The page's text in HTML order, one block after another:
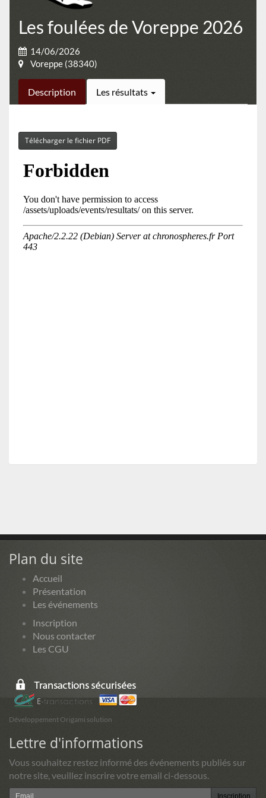
Les foulées de Voreppe 2026
14/06/2026
Voreppe (38340)
Description Les résultats
Télécharger le fichier PDF
Plan du site
Accueil
Présentation
Les événements
Inscription
Nous contacter
Les CGU
Développement Origami solution
Lettre d'informations
Vous souhaitez restez informé des événements publiés sur
notre site, veuillez inscrire votre email ci-dessous.
Inscription